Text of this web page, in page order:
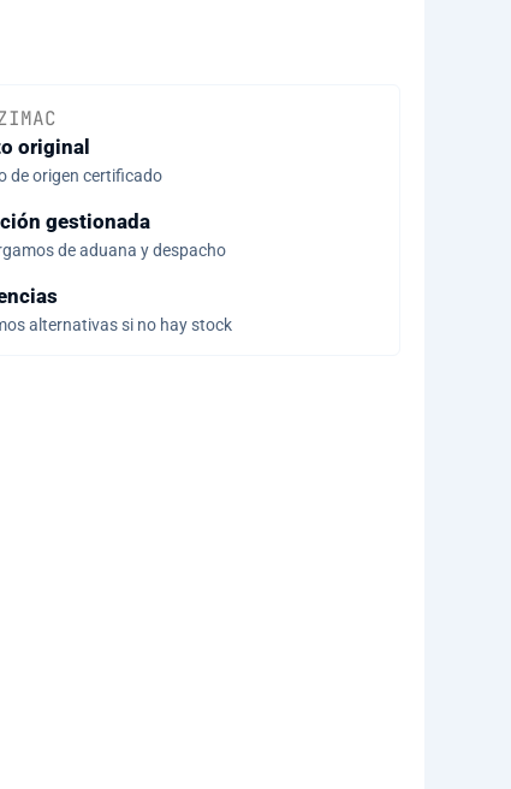
original
de origen certificado
gestionada
de aduana y despacho
alternativas si no hay stock